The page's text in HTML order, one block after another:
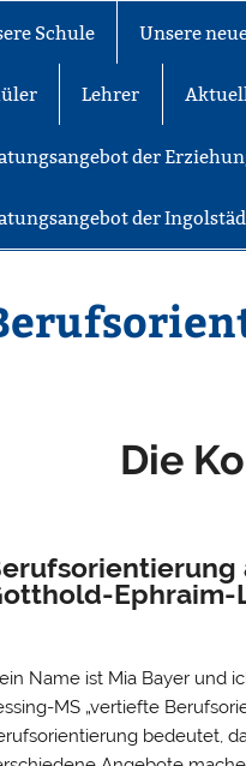
Schule Unsere
Lehrer
der
der
Die
Name ist Mia Bayer und
MS „vertiefte
bedeutet,